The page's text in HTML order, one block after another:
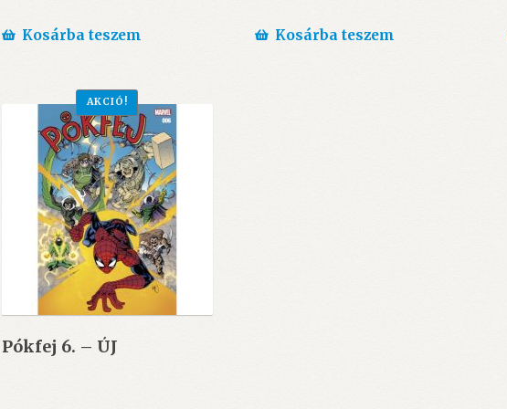
was:
is:
Kosárba teszem
was:
is:
Kosárba teszem
Pókfej 6. – ÚJ
AKCIÓ!